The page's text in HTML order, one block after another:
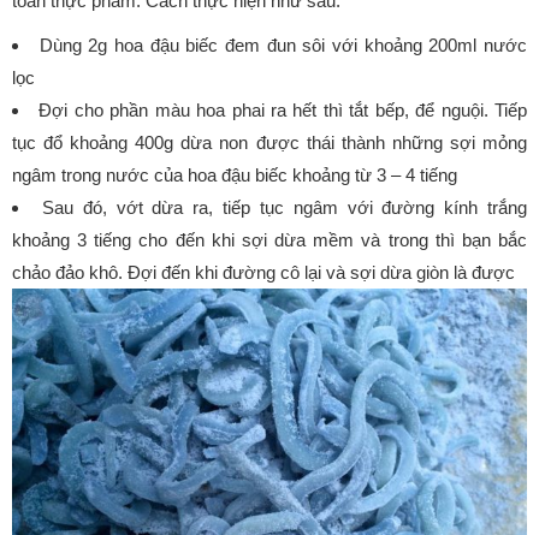
Dùng 2g hoa đậu biếc đem đun sôi với khoảng 200ml nước
lọc
Đợi cho phần màu hoa phai ra hết thì tắt bếp, để nguội. Tiếp
tục đổ khoảng 400g dừa non được thái thành những sợi mỏng
ngâm trong nước của hoa đậu biếc khoảng từ 3 – 4 tiếng
Sau đó, vớt dừa ra, tiếp tục ngâm với đường kính trắng
khoảng 3 tiếng cho đến khi sợi dừa mềm và trong thì bạn bắc
chảo đảo khô. Đợi đến khi đường cô lại và sợi dừa giòn là được